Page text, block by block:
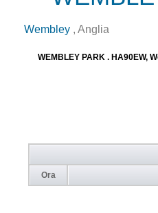
Wembley , Anglia
WEMBLEY PARK . HA90EW,
Ora